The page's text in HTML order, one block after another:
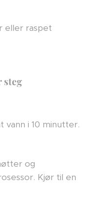
eller raspet
steg
vann i 10 minutter.
og
Kjør til en